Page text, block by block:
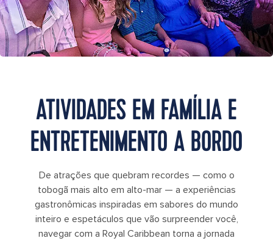
ATIVIDADES EM FAMÍLIA E
ENTRETENIMENTO A BORDO
De atrações que quebram recordes — como o
tobogã mais alto em alto-mar — a experiências
gastronômicas inspiradas em sabores do mundo
inteiro e espetáculos que vão surpreender você,
navegar com a Royal Caribbean torna a jornada